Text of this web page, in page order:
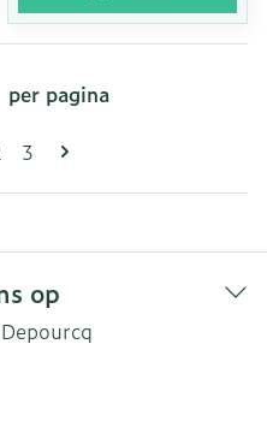
momenteel pagina
Pagina
3
per pagina
op